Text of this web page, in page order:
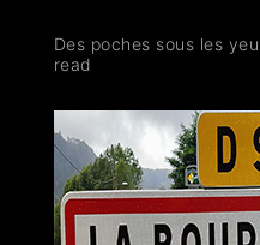
Des poches sous les
read